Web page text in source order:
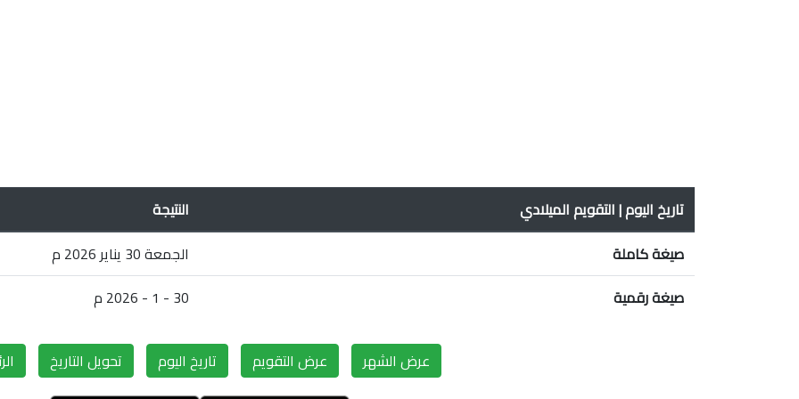
تاريخ اليوم | التقويم الميلادي
النتيجة
صيغة كاملة
الجمعة 30 يناير 2026 م
صيغة رقمية
30 - 1 - 2026 م
عرض الشهر عرض التقويم تاريخ اليوم تحويل التاريخ